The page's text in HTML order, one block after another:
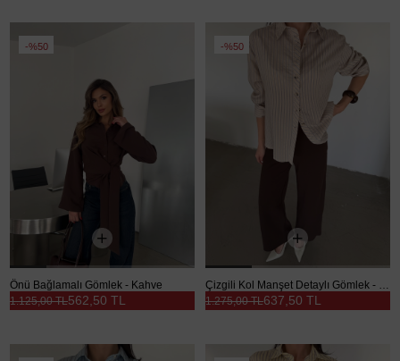
%50
Önü Bağlamalı Gömlek - Kahve
562,50 TL
1.125,00 TL
%50
Çizgili Kol Manşet Detaylı Gömlek - Bej
637,50 TL
1.275,00 TL